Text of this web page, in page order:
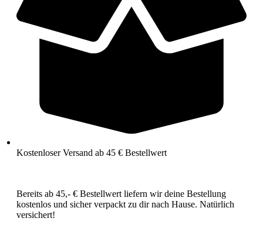
Kostenloser Versand ab 45 € Bestellwert
Bereits ab 45,- € Bestellwert liefern wir deine Bestellung
kostenlos und sicher verpackt zu dir nach Hause. Natürlich
versichert!